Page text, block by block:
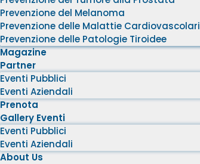
Prevenzione del Melanoma
Prevenzione delle Malattie Cardiovascolari
Prevenzione delle Patologie Tiroidee
Magazine
Partner
Eventi Pubblici
Eventi Aziendali
Prenota
Gallery Eventi
Eventi Pubblici
Eventi Aziendali
About Us